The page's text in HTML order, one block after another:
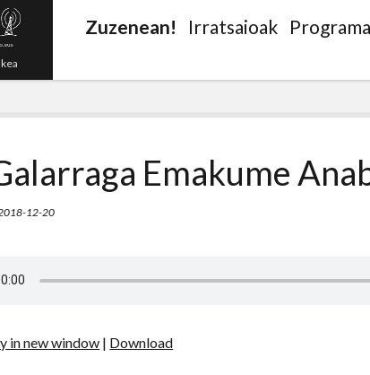
Zuzenean! Irratsaioak
Emakume
12-20
in new window | Download